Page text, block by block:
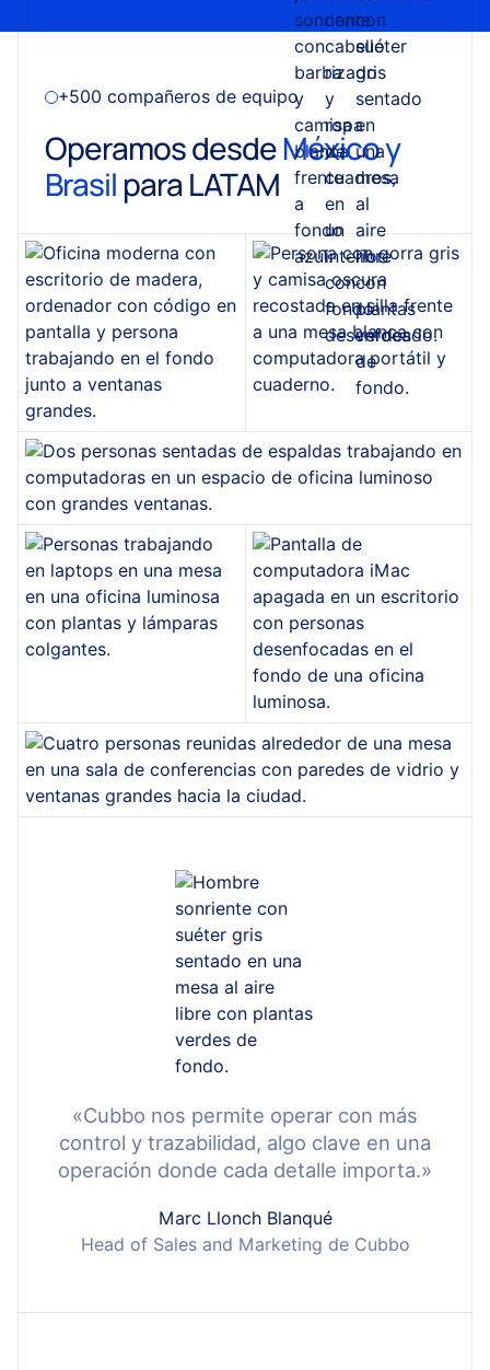
+500 compañeros de equipo
Operamos desdeMéxico y
Brasil para LATAM
«Cubbo nos permite operar con más
control y trazabilidad, algo clave en una
operación donde cada detalle importa.»
Marc Llonch Blanqué
Head of Sales and Marketing de Cubbo